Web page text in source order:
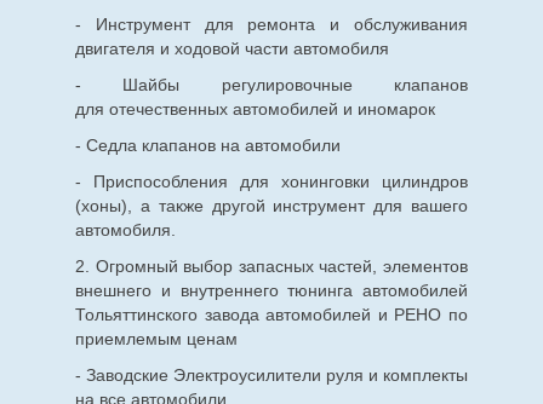
- Инструмент для ремонта и обслуживания
двигателя и ходовой части автомобиля
- Шайбы регулировочные клапанов
для отечественныхавтомобилей и иномарок
- Седла клапанов на автомобили
- Приспособления для хонинговки цилиндров
(хоны), а также другой инструмент для вашего
автомобиля.
2. Огромный выбор запасных частей, элементов
внешнего и внутреннего тюнинга автомобилей
Тольяттинского завода автомобилей и РЕНО по
приемлемым ценам
- Заводские Электроусилители руля и комплекты
на все автомобили